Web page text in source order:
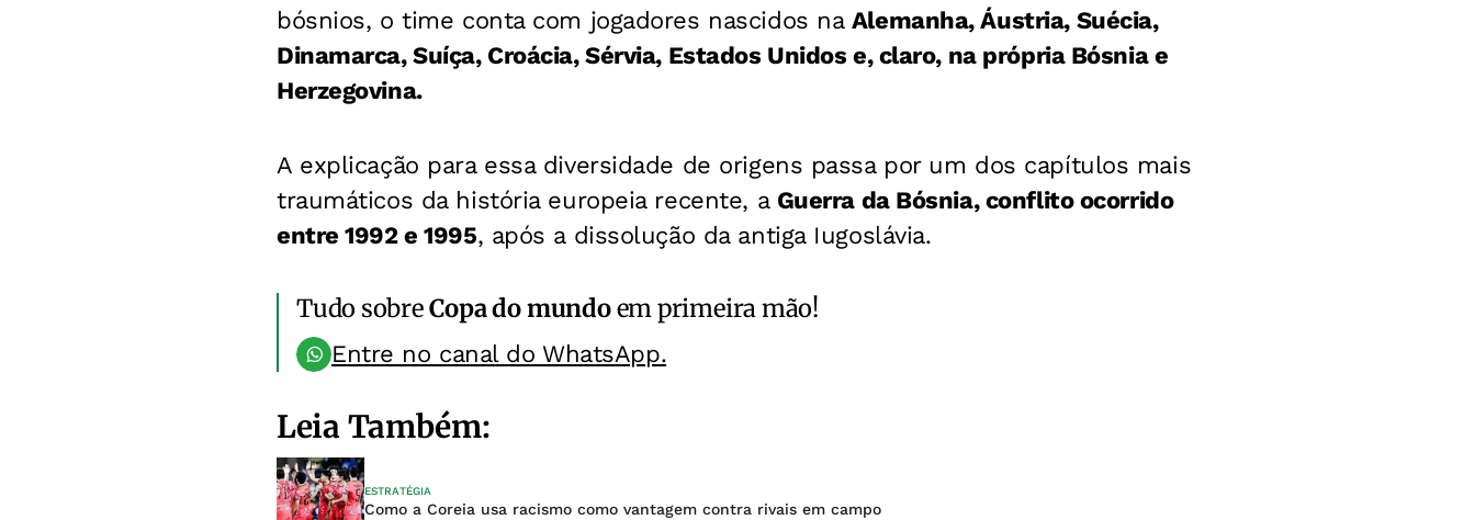
bósnios, o time conta com jogadores nascidos na Alemanha, Áustria, Suécia,
Dinamarca, Suíça, Croácia, Sérvia, Estados Unidos e, claro, na própria Bósnia e
Herzegovina.
A explicação para essa diversidade de origens passa por um dos capítulos mais
traumáticos da história europeia recente, a Guerra da Bósnia, conflito ocorrido
entre 1992 e 1995, após a dissolução da antiga Iugoslávia.
Tudo sobreCopa do mundoem primeira mão!
Entre no canal do WhatsApp.
Leia Também:
ESTRATÉGIA
Como a Coreia usa racismo como vantagem contra rivais em campo